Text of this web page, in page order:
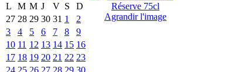
L
M M J V S
D
27 28 29 30 31 1
2
3
4 5 6 7 8
9
10 11 12 13 14 15 16
17 18 19 20 21 22 23
24 25 26 27 28 29 30
Agrandir l'image